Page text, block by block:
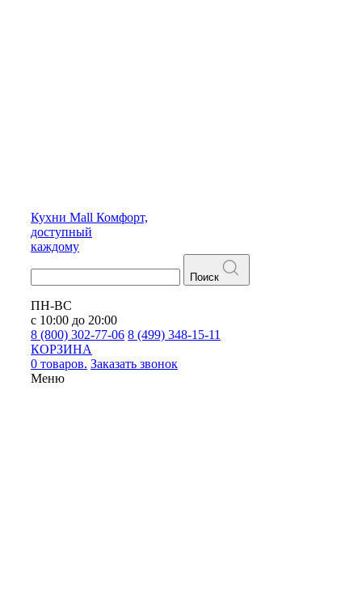
Кухни Mall Комфорт,
доступный
каждому
Поиск
ПН-ВС
с 10:00 до 20:00
8 (800) 302-77-06 8 (499) 348-15-11
КОРЗИНА
0 товаров. Заказать звонок
Меню